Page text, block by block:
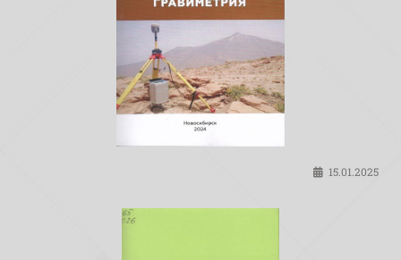
15.01.2025